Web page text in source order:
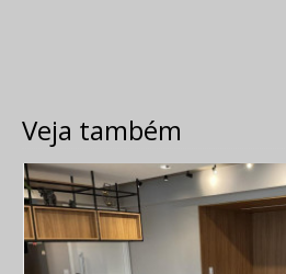
Veja também